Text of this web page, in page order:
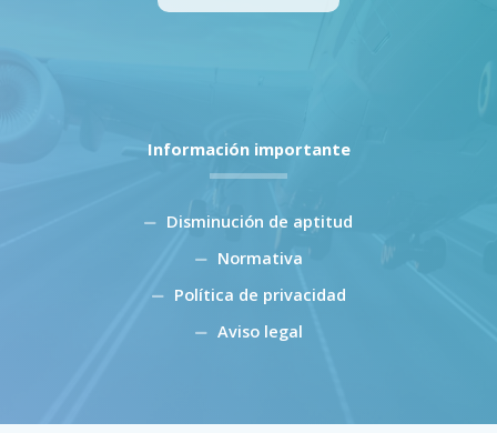
Información importante
Disminución de aptitud
Normativa
Política de privacidad
Aviso legal